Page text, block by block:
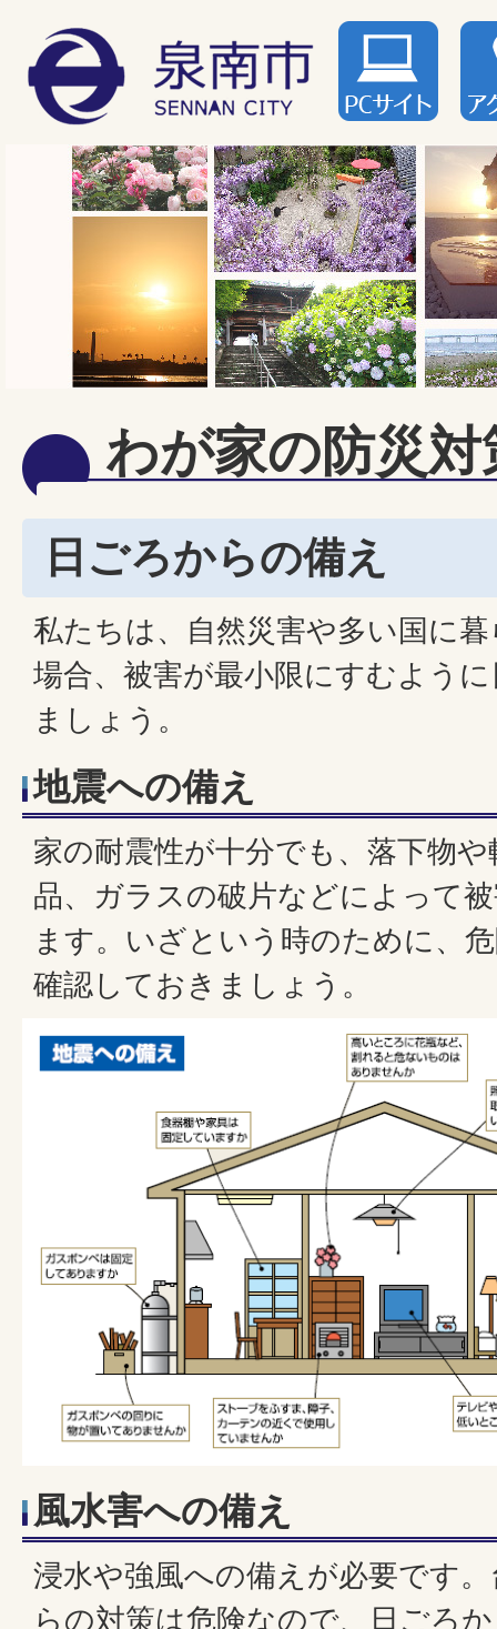
わが家の防災対
日ごろからの備え
私たちは、自然災害や多い国に
場合、被害が最小限にすむよう
ましょう。
地震への備え
家の耐震性が十分でも、落下物
品、ガラスの破片などによって
ます。いざという時のために、
確認しておきましょう。
風水害への備え
浸水や強風への備えが必要です
らの対策は危険なので、日ごろ